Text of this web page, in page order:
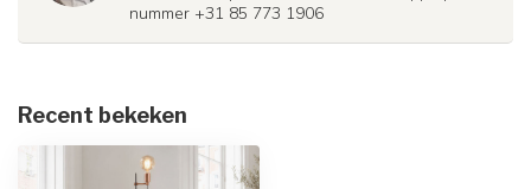
nummer +31 85 773 1906
Recent bekeken